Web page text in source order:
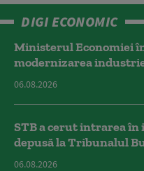
DIGI ECONOMIC
Ministerul Economiei
modernizarea
06.08.2026
STB a cerut intrarea în
depusă la Tribunalul
06.08.2026